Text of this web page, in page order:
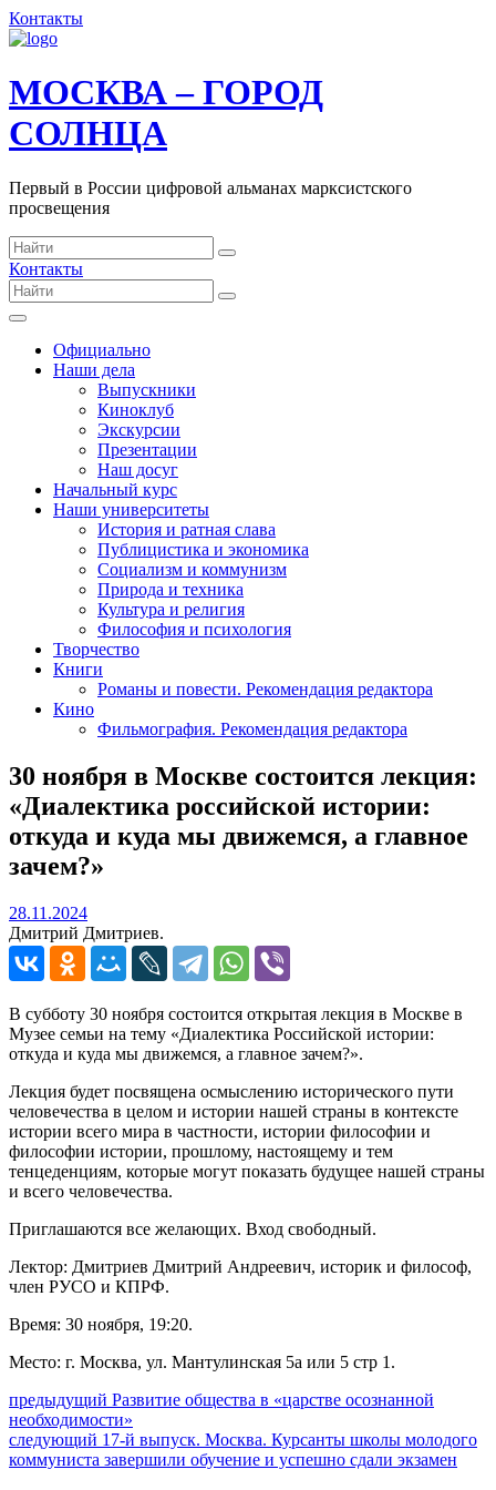
Контакты
МОСКВА – ГОРОД
СОЛНЦА
Первый в России цифровой альманах марксистского
просвещения
Контакты
Официально
Наши дела
Выпускники
Киноклуб
Экскурсии
Презентации
Наш досуг
Начальный курс
Наши университеты
История и ратная слава
Публицистика и экономика
Социализм и коммунизм
Природа и техника
Культура и религия
Философия и психология
Творчество
Книги
Романы и повести. Рекомендация редактора
Кино
Фильмография. Рекомендация редактора
30 ноября в Москве состоится лекция:
«Диалектика российской истории:
откуда и куда мы движемся, а главное
зачем?»
28.11.202428.11.2024
Дмитрий Дмитриев.
В субботу 30 ноября состоится открытая лекция в Москве в
Музее семьи на тему «Диалектика Российской истории:
откуда и куда мы движемся, а главное зачем?».
Лекция будет посвящена осмыслению исторического пути
человечества в целом и истории нашей страны в контексте
истории всего мира в частности, истории философии и
философии истории, прошлому, настоящему и тем
тенцеденциям, которые могут показать будущее нашей страны
и всего человечества.
Приглашаются все желающих. Вход свободный.
Лектор: Дмитриев Дмитрий Андреевич, историк и философ,
член РУСО и КПРФ.
Время: 30 ноября, 19:20.
Место: г. Москва, ул. Мантулинская 5а или 5 стр 1.
Навигация
по
записям
предыдущий Предыдущий
пост:
Развитие общества в «царстве осознанной
необходимости»
следующий Следующее
сообщение:
17-й выпуск. Москва. Курсанты школы молодого
коммуниста завершили обучение и успешно сдали экзамен